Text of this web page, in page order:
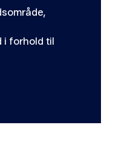
forhold til